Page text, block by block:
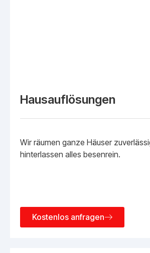
Hausauflösungen
Wir räumen ganze Häuser
hinterlassen alles besenrein.
Kostenlos anfragen